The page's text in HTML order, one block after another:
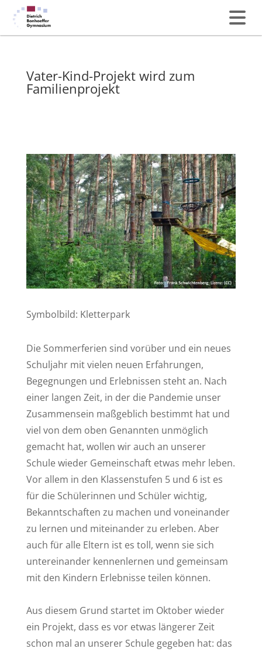
Vater-Kind-Projekt wird zum
Familienprojekt
Symbolbild: Kletterpark
Die Sommerferien sind vorüber und ein neues
Schuljahr mit vielen neuen Erfahrungen,
Begegnungen und Erlebnissen steht an. Nach
einer langen Zeit, in der die Pandemie unser
Zusammensein maßgeblich bestimmt hat und
viel von dem oben Genannten unmöglich
gemacht hat, wollen wir auch an unserer
Schule wieder Gemeinschaft etwas mehr leben.
Vor allem in den Klassenstufen 5 und 6 ist es
für die Schülerinnen und Schüler wichtig,
Bekanntschaften zu machen und voneinander
zu lernen und miteinander zu erleben. Aber
auch für alle Eltern ist es toll, wenn sie sich
untereinander kennenlernen und gemeinsam
mit den Kindern Erlebnisse teilen können.
Aus diesem Grund startet im Oktober wieder
ein Projekt, dass es vor etwas längerer Zeit
schon mal an unserer Schule gegeben hat: das